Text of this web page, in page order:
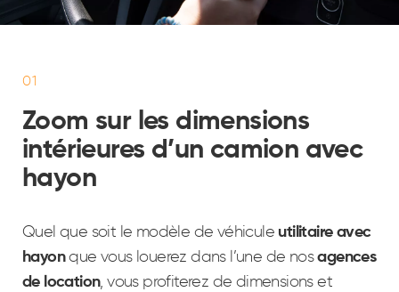
01
Zoom sur les dimensions
intérieures d’un camion avec
hayon
Quel que soit le modèle de véhicule utilitaire avec
hayonque vous louerez dans l’une de nosagences
de location, vous profiterez de dimensions et